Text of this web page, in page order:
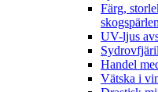
Färg,
UV-ljus
Handel
Vätska i